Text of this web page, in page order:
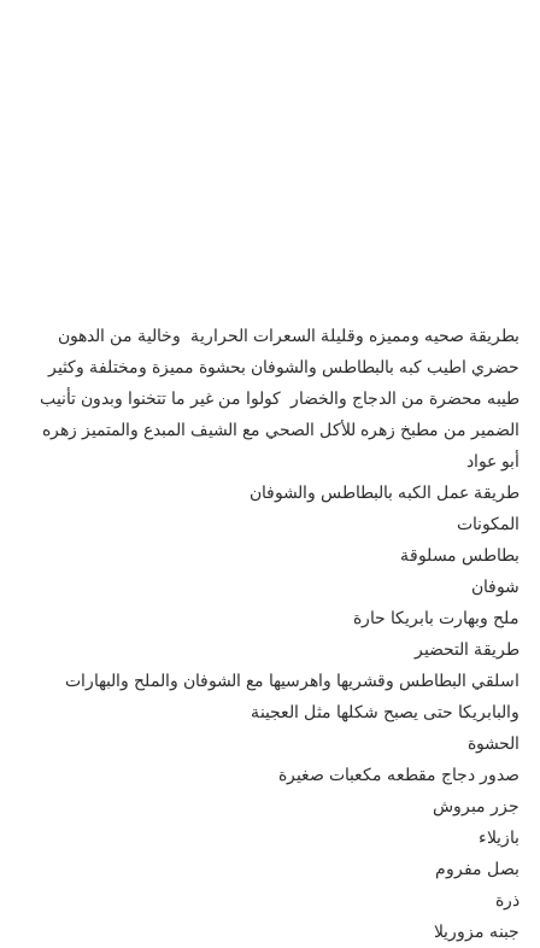
بطريقة صحيه ومميزه وقليلة السعرات الحرارية وخالية من الدهون
حضري اطيب كبه بالبطاطس والشوفان بحشوة مميزة ومختلفة وكثير
طيبه محضرة من الدجاج والخضار كولوا من غير ما تتخنوا وبدون تأنيب
الضمير من مطبخ زهره للأكل الصحي مع الشيف المبدع والمتميز زهره
أبو عواد
طريقة عمل الكبه بالبطاطس والشوفان
المكونات
بطاطس مسلوقة
شوفان
ملح وبهارت بابريكا حارة
طريقة التحضير
اسلقي البطاطس وقشريها واهرسيها مع الشوفان والملح والبهارات
والبابريكا حتى يصبح شكلها مثل العجينة
الحشوة
صدور دجاج مقطعه مكعبات صغيرة
جزر مبروش
بازيلاء
بصل مفروم
ذرة
جبنه مزوريلا